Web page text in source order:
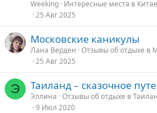
Weeking Интересные места в Китае
25 Авг 2025
Московские каникулы
Лана Верден Отзывы об отдыхе в
25 Авг 2025
Э Таиланд – сказочное
Эллина Отзывы об отдыхе в
9 Июл 2020